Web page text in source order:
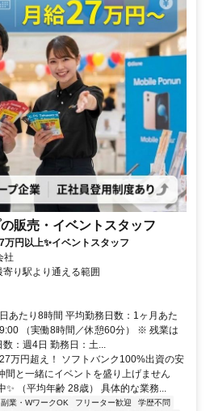
販売・イベントスタッフ
円以上✨イベントスタッフ
社
り駅より通える範囲
あたり8時間 平均勤務日数：1ヶ月あた
（実働8時間／休憩60分） ※ 残業は
：週4日 勤務日：土...
万円超え！ ソフトバンク100%出資の安
間と一緒にイベントを盛り上げません
✨ （平均年齢 28歳） 具体的な業務...
副業・WワークOK フリーター歓迎
学歴不問